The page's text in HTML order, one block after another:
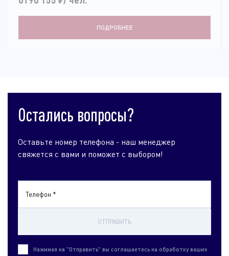
ПОДРОБНЕЕ
Остались вопросы?
Оставьте номер телефона - наш менеджер
свяжется с вами и поможет с выбором!
Телефон *
ОТПРАВИТЬ
Нажимая на "Отправить" вы соглашаетесь на обработку ваших